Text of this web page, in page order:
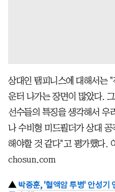
상대인 탬피니스에 대해서는
운터 나가는 장면이 많았다.
선수들의 특징을 생각해서 우
나 수비형 미드필더가 상대
해야할 것 같다"고 평가했다.
chosun.com
▲ 박중훈, '혈액암 투병' 안성기